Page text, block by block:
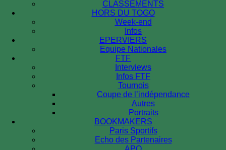
CLASSEMENTS
HORS DU TOGO
Week-end
Infos
EPERVIERS
Equipe Nationales
FTF
Interviews
Infos FTF
Tournois
Coupe de l’indépendance
Autres
Portraits
BOOKMAKERS
Paris Sportifs
Echo des Partenaires